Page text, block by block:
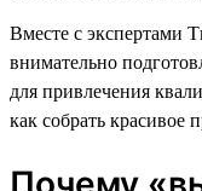
Вместе с экспертами
внимательно
для привлечения
как собрать красивое